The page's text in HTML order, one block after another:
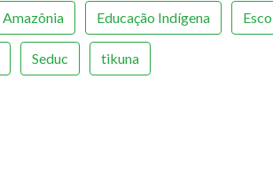
Amazônia Educação Indígena
Seduc tikuna